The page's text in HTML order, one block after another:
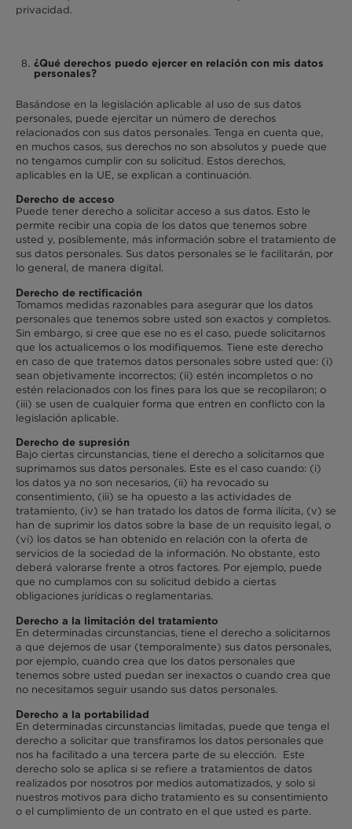
privacidad.
¿Qué derechos puedo ejercer en relación con mis datos
personales?
Basándose en la legislación aplicable al uso de sus datos
personales, puede ejercitar un número de derechos
relacionados con sus datos personales. Tenga en cuenta que,
en muchos casos, sus derechos no son absolutos y puede que
no tengamos cumplir con su solicitud. Estos derechos,
aplicables en la UE, se explican a continuación.
Derecho de acceso
Puede tener derecho a solicitar acceso a sus datos. Esto le
permite recibir una copia de los datos que tenemos sobre
usted y, posiblemente, más información sobre el tratamiento de
sus datos personales. Sus datos personales se le facilitarán, por
lo general, de manera digital.
Derecho de rectificación
Tomamos medidas razonables para asegurar que los datos
personales que tenemos sobre usted son exactos y completos.
Sin embargo, si cree que ese no es el caso, puede solicitarnos
que los actualicemos o los modifiquemos. Tiene este derecho
en caso de que tratemos datos personales sobre usted que: (i)
sean objetivamente incorrectos; (ii) estén incompletos o no
estén relacionados con los fines para los que se recopilaron; o
(iii) se usen de cualquier forma que entren en conflicto con la
legislación aplicable.
Derecho de supresión
Bajo ciertas circunstancias, tiene el derecho a solicitarnos que
suprimamos sus datos personales. Este es el caso cuando: (i)
los datos ya no son necesarios, (ii) ha revocado su
consentimiento, (iii) se ha opuesto a las actividades de
tratamiento, (iv) se han tratado los datos de forma ilícita, (v) se
han de suprimir los datos sobre la base de un requisito legal, o
(vi) los datos se han obtenido en relación con la oferta de
servicios de la sociedad de la información. No obstante, esto
deberá valorarse frente a otros factores. Por ejemplo, puede
que no cumplamos con su solicitud debido a ciertas
obligaciones jurídicas o reglamentarias.
Derecho a la limitación del tratamiento
En determinadas circunstancias, tiene el derecho a solicitarnos
a que dejemos de usar (temporalmente) sus datos personales,
por ejemplo, cuando crea que los datos personales que
tenemos sobre usted puedan ser inexactos o cuando crea que
no necesitamos seguir usando sus datos personales.
Derecho a la portabilidad
En determinadas circunstancias limitadas, puede que tenga el
derecho a solicitar que transfiramos los datos personales que
nos ha facilitado a una tercera parte de su elección. Este
derecho solo se aplica si se refiere a tratamientos de datos
realizados por nosotros por medios automatizados, y solo si
nuestros motivos para dicho tratamiento es su consentimiento
o el cumplimiento de un contrato en el que usted es parte.